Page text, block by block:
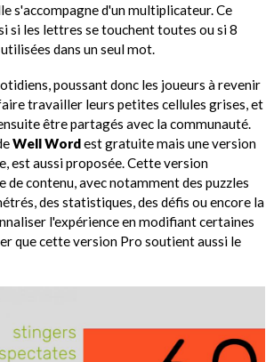
s'accompagne d'un multiplicateur. Ce
si les lettres se touchent toutes ou si 8
dans un seul mot.
poussant donc les joueurs à revenir
travailler leurs petites cellules grises, et
être partagés avec la communauté.
Well Wordest gratuite mais une version
est aussi proposée. Cette version
de contenu, avec notamment des puzzles
des statistiques, des défis ou encore la
l'expérience en modifiant certaines
que cette version Pro soutient aussi le